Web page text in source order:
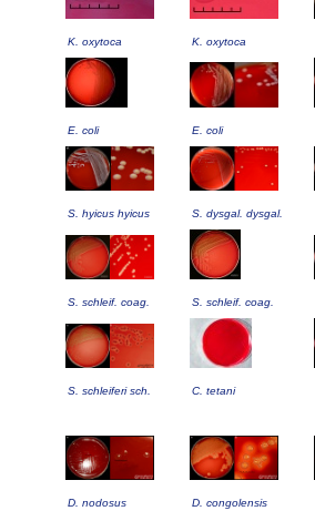
K. oxytoca K. oxytoca
E. coli E. coli
S. hyicus hyicus S. dysgal. dysgal.
S. schleif. coag. S. schleif. coag.
S. schleiferi sch. C. tetani
D. nodosus D. congolensis